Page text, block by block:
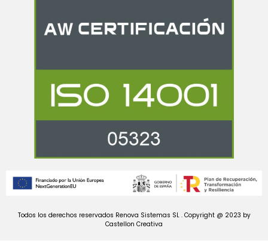
Todos los derechos reservados Renova Sistemas SL . Copyright @ 2023 by
Castellon Creativa